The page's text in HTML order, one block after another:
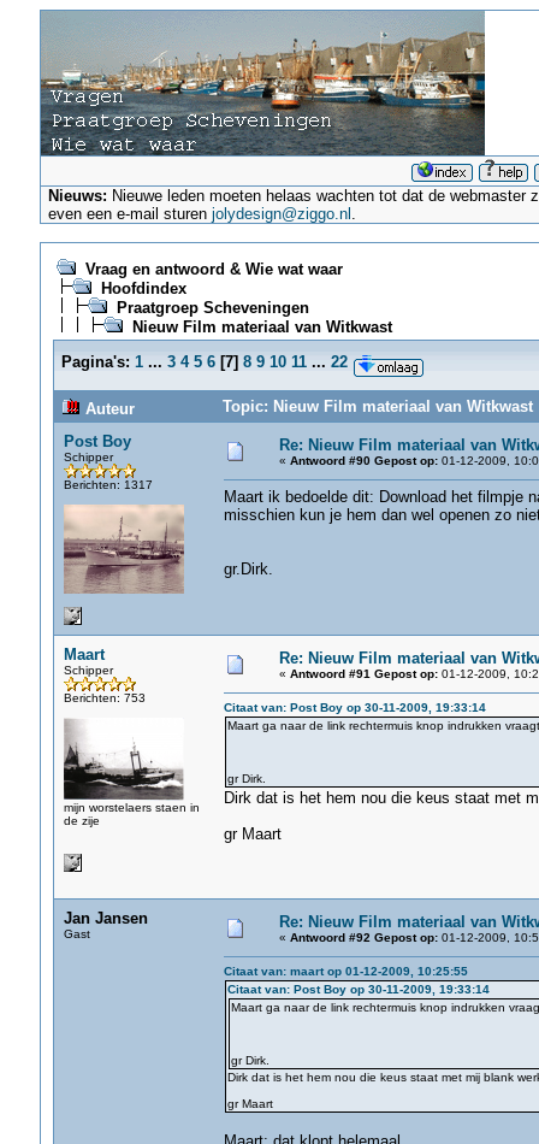
Nieuws: Nieuwe leden moeten helaas wachten tot dat de
even een e-mail sturenjolydesign@ziggo.nl .
Vraag en antwoord & Wie wat waar
Hoofdindex
Praatgroep Scheveningen
Nieuw Film materiaal van Witkwast
Pagina's: 1 ... 3 4 5 6[7] 8 9 10 11 ... 22
Auteur
Topic: Nieuw Film materiaal van Witkwast
Post Boy
Schipper
Berichten: 1317
Re: Nieuw Film materiaal van
« Antwoord #90 Gepost op:01-12-2009,
Maart ik bedoelde dit: Download het filmpje
misschien kun je hem dan wel openen zo
gr.Dirk.
Maart
Schipper
Berichten: 753
mijn worstelaers staen in
de zije
Re: Nieuw Film materiaal van
« Antwoord #91 Gepost op:01-12-2009,
Citaat van: Post Boy op 30-11-2009, 19:33:14
Maart ga naar de link rechtermuis knop indrukken
gr Dirk.
Dirk dat is het hem nou die keus staat met
gr Maart
Jan Jansen
Gast
Re: Nieuw Film materiaal van
« Antwoord #92 Gepost op:01-12-2009,
Citaat van: maart op 01-12-2009, 10:25:55
Citaat van: Post Boy op 30-11-2009, 19:33:14
Maart ga naar de link rechtermuis knop indrukken
gr Dirk.
Dirk dat is het hem nou die keus staat met mij blank
gr Maart